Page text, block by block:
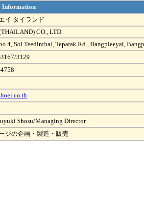
Information
イ タイランド
CO., LTD.
4, Soi Teedinthai, Teparak Rd., Bangpleeyai,
3129
Shosu/Managing Director
ジの企画・製造・販売